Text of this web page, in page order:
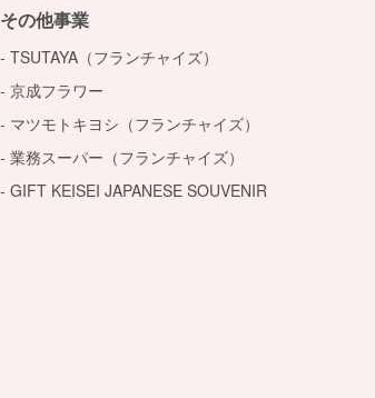
その他事業
TSUTAYA（フランチャイズ）
京成フラワー
マツモトキヨシ（フランチャイズ）
業務スーパー（フランチャイズ）
GIFT KEISEI JAPANESE SOUVENIR